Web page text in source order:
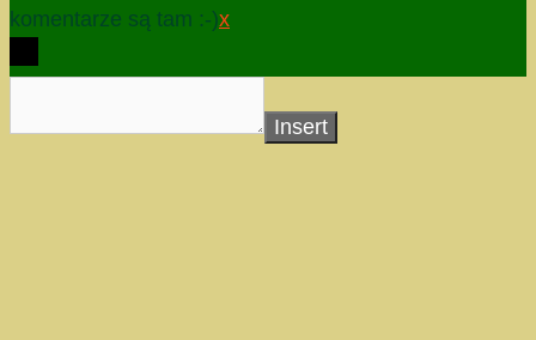
komentarze są tam :-)x
Insert